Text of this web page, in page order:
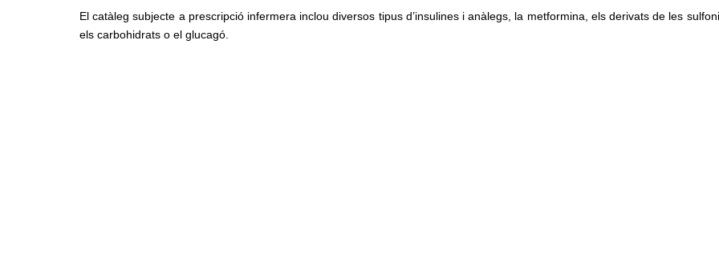
El catàleg subjecte a prescripció infermera inclou diversos tipus d’insulines i anàlegs, la metformina, els derivats de les
els carbohidrats o el glucagó.